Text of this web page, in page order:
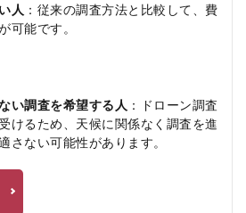
人 ：従来の調査方法と比較して、費
可能です。
い調査を希望する人 ：ドローン調査
けるため、天候に関係なく調査を進
さない可能性があります。